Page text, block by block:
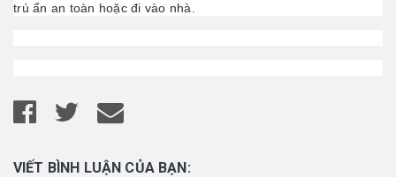
trú ẩn an toàn hoặc đi vào nhà.
VIẾT BÌNH LUẬN CỦA BẠN: